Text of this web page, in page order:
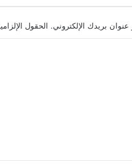
بريدك الإلكتروني. الحقول